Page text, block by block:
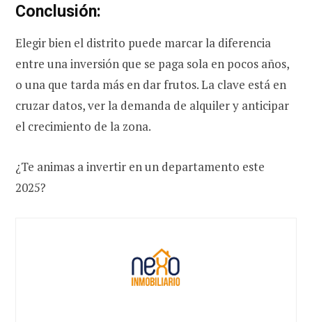
Conclusión:
Elegir bien el distrito puede marcar la diferencia
entre una inversión que se paga sola en pocos años,
o una que tarda más en dar frutos. La clave está en
cruzar datos, ver la demanda de alquiler y anticipar
el crecimiento de la zona.
¿Te animas a invertir en un departamento este
2025?